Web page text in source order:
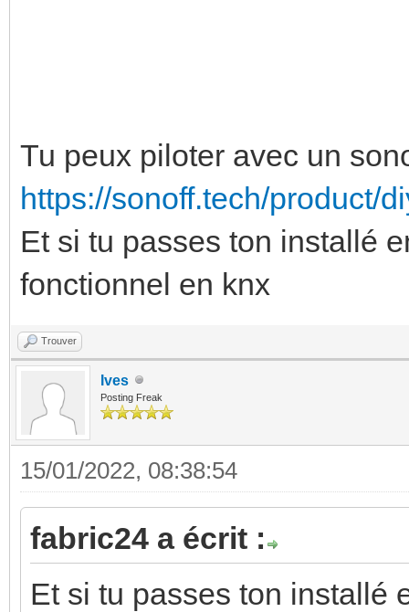
Tu peux piloter avec un
https://sonoff.tech/product/
Et si tu passes ton installé
fonctionnel en knx
Trouver
Ives
Posting Freak
15/01/2022, 08:38:54
fabric24 a écrit :
Et si tu passes ton installé